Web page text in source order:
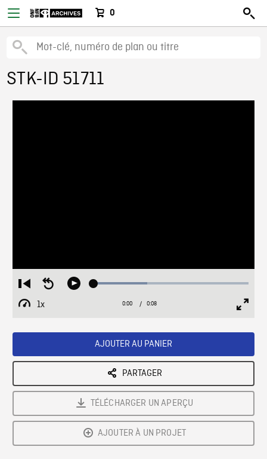
0
STK-ID 51711
Restart
from
beginning
Seek
Play Loaded:
1x
Playback
Current
0:00 / Duration
0:08
AJOUTER AU PANIER
PARTAGER
TÉLÉCHARGER UN APERÇU
AJOUTER À UN PROJET